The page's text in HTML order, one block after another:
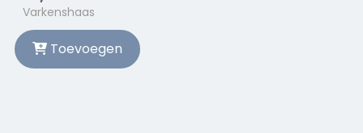
Varkenshaas
Toevoegen